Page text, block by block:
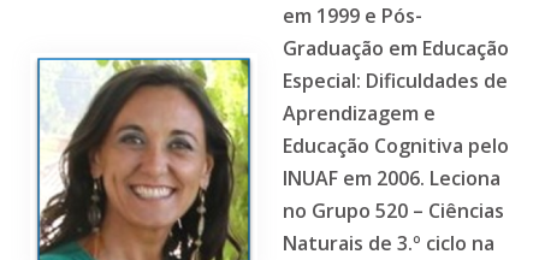
em 1999 e Pós-
Graduação em Educação
Especial: Dificuldades de
Aprendizagem e
Educação Cognitiva pelo
INUAF em 2006. Leciona
no Grupo 520 – Ciências
Naturais de 3.º ciclo na